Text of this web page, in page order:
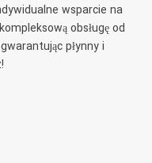
wsparcie na
obsługę od
płynny i